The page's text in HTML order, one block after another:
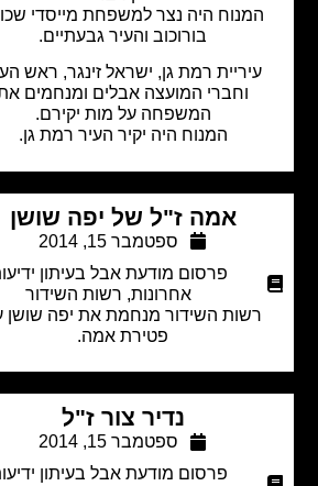
היה נצר למשפחת מייסדי שכונת
בורוכוב והעיר גבעתיים.
עיריית רמת גן, ישראל זינגר, ראש העיר
וחברי המועצה אבלים ומנחמים את
המשפחה על מות יקירם.
המנוח היה יקיר העיר רמת גן.
אמה ז"ל של יפה שושן
ספטמבר 15, 2014
פרסום מודעת אבל בעיתון ידיעות
אחרונות,רשות השידור
רשות השידור מנחמת את יפה שושן על
פטירת אמה.
נדיר צור ז"ל
ספטמבר 15, 2014
פרסום מודעת אבל בעיתון ידיעות